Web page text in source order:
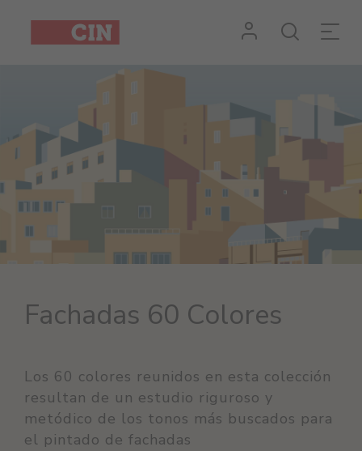
Fachadas 60 Colores
Los 60 colores reunidos en esta colección
resultan de un estudio riguroso y
metódico de los tonos más buscados para
el pintado de fachadas